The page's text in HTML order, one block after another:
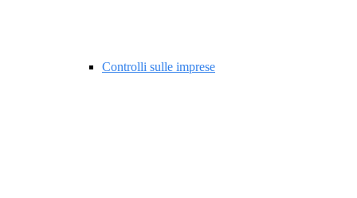
Controlli sulle imprese